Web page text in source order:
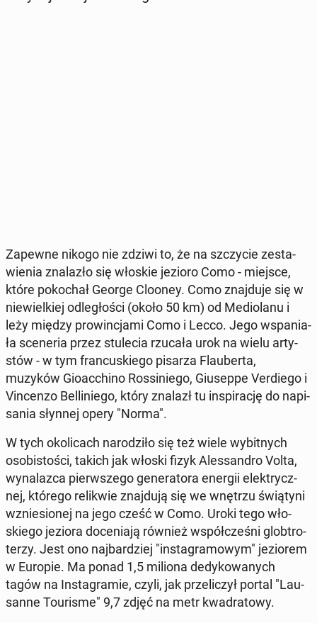
Zapewne nikogo nie zdziwi to, że na szczy­cie ze­sta­
wie­nia zna­la­zło się włoskie jezioro Como - miejsce,
które po­ko­chał George Clooney. Como znaj­du­je się w
nie­wiel­kiej od­le­gło­ści (około 50 km) od Me­dio­la­nu i
leży między pro­win­cja­mi Como i Lecco. Jego wspa­nia­
ła sce­ne­ria przez stu­le­cia rzucała urok na wielu ar­ty­
stów - w tym fran­cu­skie­go pisarza Flau­ber­ta,
muzyków Gio­ac­chi­no Ros­si­nie­go, Giu­sep­pe Ver­die­go i
Vin­cen­zo Bel­li­nie­go, który znalazł tu in­spi­ra­cję do na­pi­
sa­nia słynnej opery "Norma".
W tych oko­li­cach na­ro­dzi­ło się też wiele wy­bit­nych
oso­bi­sto­ści, takich jak włoski fizyk Ales­san­dro Volta,
wy­na­laz­ca pierw­sze­go ge­ne­ra­to­ra energii elek­trycz­
nej, którego re­li­kwie znaj­du­ją się we wnętrzu świą­ty­ni
wznie­sio­nej na jego cześć w Como. Uroki tego wło­
skie­go jeziora do­ce­nia­ją również współ­cze­śni glob­tro­
te­rzy. Jest ono naj­bar­dziej "in­sta­gra­mo­wym" je­zio­rem
w Europie. Ma ponad 1,5 miliona de­dy­ko­wa­nych
tagów na In­sta­gra­mie, czyli, jak prze­li­czył portal "Lau­
san­ne To­uri­sme" 9,7 zdjęć na metr kwa­dra­to­wy.